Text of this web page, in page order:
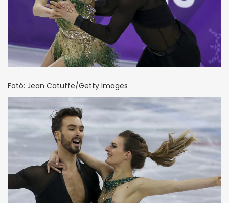
Fotó: Jean Catuffe/Getty Images